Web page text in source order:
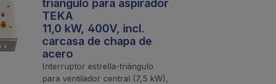
triángulo para aspirador
TEKA
11,0 kW, 400V, incl.
carcasa de chapa de
acero
Interruptor estrella-triángulo
para ventilador central (7,5 kW),